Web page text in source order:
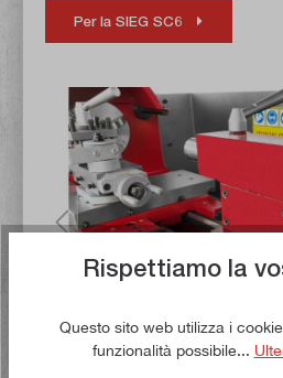
Per la SIEG SC6
Rispettiamo la
Questo sito web utilizza i
funzionalità possibile...